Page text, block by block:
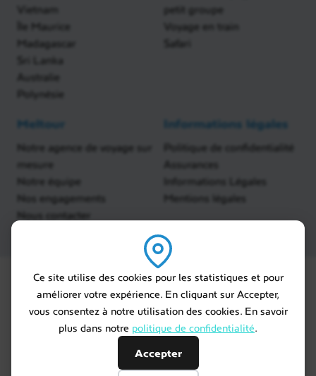
Ce site utilise des cookies pour les statistiques et pour
améliorer votre expérience. En cliquant sur Accepter,
vous consentez à notre utilisation des cookies. En savoir
plus dans notre politique de confidentialité.
Accepter
Vietnam
Île Maurice
Madagascar
Sri Lanka
Australie
Polynésie
petit groupe
Voyage en train
Safari
Meltour
Notre agence de voyage sur
mesure
Notre équipe
Nos engagements
Nous contacter
Informations légales
Politique de confidentialité
Assurances
Informations Légales
Mentions légales